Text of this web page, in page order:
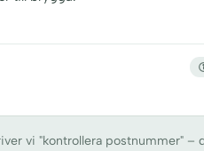
vi "kontrollera postnummer" –